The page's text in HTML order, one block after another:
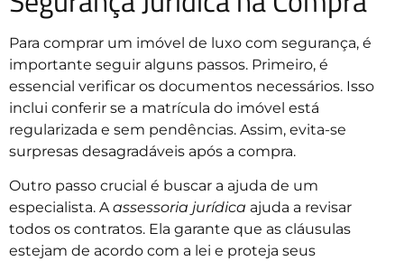
Para comprar um imóvel de luxo com segurança, é
importante seguir alguns passos. Primeiro, é
essencial verificar os documentos necessários. Isso
inclui conferir se a matrícula do imóvel está
regularizada e sem pendências. Assim, evita-se
surpresas desagradáveis após a compra.
Outro passo crucial é buscar a ajuda de um
especialista. Aassessoria jurídica ajuda a revisar
todos os contratos. Ela garante que as cláusulas
estejam de acordo com a lei e proteja seus